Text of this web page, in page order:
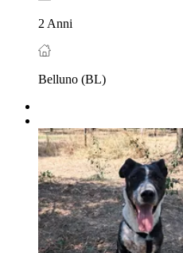
2 Anni
Belluno (BL)